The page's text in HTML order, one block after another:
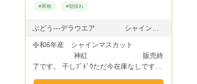
ん★ 予約が困難なお店として有名でミシ
展開される有名レストラン。口コミサイト
では史上最速で4.5点超を達成した業界内
で話題となっています。シェフからパティ
シエの方々は生産者を心から大切にしてく
#果物 #朝採れ
令和6年産 シャインマスカット
神紅 販売終
了です。 干しﾌﾞﾄﾞｳただ今在庫なしです。